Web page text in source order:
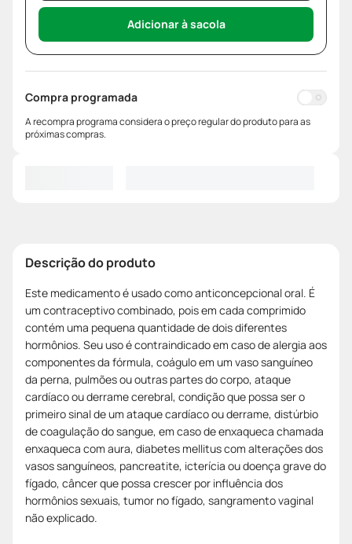
Adicionar à sacola
Compra programada
A recompra programa considera o preço regular do produto para as
próximas compras.
Descrição do produto
Este medicamento é usado como anticoncepcional oral. É
um contraceptivo combinado, pois em cada comprimido
contém uma pequena quantidade de dois diferentes
hormônios. Seu uso é contraindicado em caso de alergia aos
componentes da fórmula, coágulo em um vaso sanguíneo
da perna, pulmões ou outras partes do corpo, ataque
cardíaco ou derrame cerebral, condição que possa ser o
primeiro sinal de um ataque cardíaco ou derrame, distúrbio
de coagulação do sangue, em caso de enxaqueca chamada
enxaqueca com aura, diabetes mellitus com alterações dos
vasos sanguíneos, pancreatite, icterícia ou doença grave do
fígado, câncer que possa crescer por influência dos
hormônios sexuais, tumor no fígado, sangramento vaginal
não explicado.